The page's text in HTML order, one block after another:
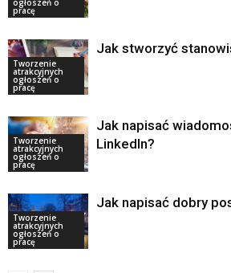
ogłoszeń o
pracę
Tworzenie
atrakcyjnych
ogłoszeń o
pracę
Jak stworzyć
Tworzenie
atrakcyjnych
ogłoszeń o
pracę
Jak napisać
LinkedIn?
Tworzenie
atrakcyjnych
ogłoszeń o
pracę
Jak napisać dobry